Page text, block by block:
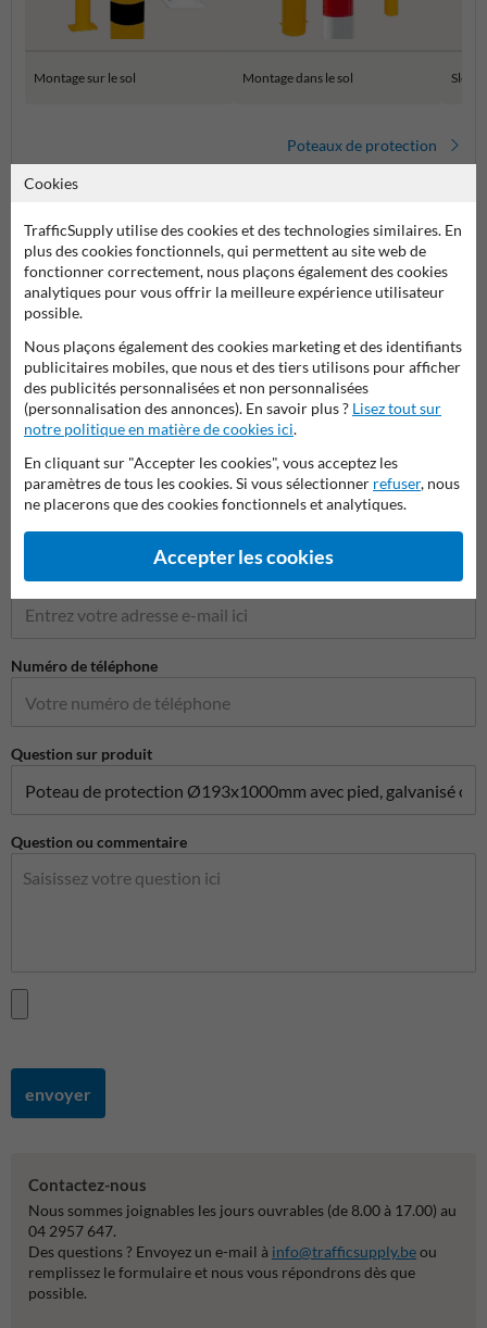
Montage sur le sol Montage dans le sol
Poteaux de protection
Poser votre question à Panneausecurite.be
Nom*
Nom de l'entreprise
Adresse e-mail*
Numéro de téléphone
Question sur produit
Question ou commentaire
envoyer
Contactez-nous
Nous sommes joignables les jours ouvrables (de 8.00 à 17.00) au
04 2957 647.
Des questions ? Envoyez un e-mail à info@trafficsupply.beou
remplissez le formulaire et nous vous répondrons dès que
possible.
Cookies
TrafficSupply utilise des cookies et des technologies similaires. En
plus des cookies fonctionnels, qui permettent au site web de
fonctionner correctement, nous plaçons également des cookies
analytiques pour vous offrir la meilleure expérience utilisateur
possible.
Nous plaçons également des cookies marketing et des identifiants
publicitaires mobiles, que nous et des tiers utilisons pour afficher
des publicités personnalisées et non personnalisées
(personnalisation des annonces). En savoir plus ? Lisez tout sur
notre politique en matière de cookies ici.
En cliquant sur "Accepter les cookies", vous acceptez les
paramètres de tous les cookies. Si vous sélectionner refuser, nous
ne placerons que des cookies fonctionnels et analytiques.
Accepter les cookies